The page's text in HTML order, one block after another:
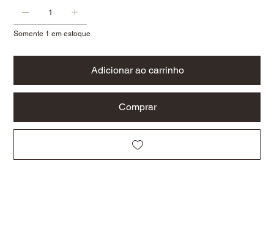
Somente 1 em estoque
Adicionar ao carrinho
Comprar